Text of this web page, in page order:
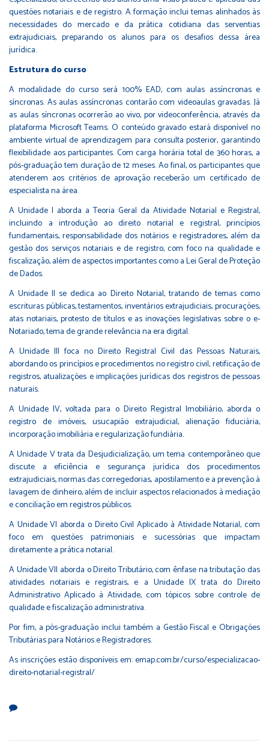
questões notariais e de registro. A formação inclui temas alinhados às
necessidades do mercado e da prática cotidiana das serventias
extrajudiciais, preparando os alunos para os desafios dessa área
jurídica.
Estrutura do curso
A modalidade do curso será 100% EAD, com aulas assíncronas e
síncronas. As aulas assíncronas contarão com videoaulas gravadas. Já
as aulas síncronas ocorrerão ao vivo, por videoconferência, através da
plataforma Microsoft Teams. O conteúdo gravado estará disponível no
ambiente virtual de aprendizagem para consulta posterior, garantindo
flexibilidade aos participantes. Com carga horária total de 360 horas, a
pós-graduação tem duração de 12 meses. Ao final, os participantes que
atenderem aos critérios de aprovação receberão um certificado de
especialista na área.
A Unidade I aborda a Teoria Geral da Atividade Notarial e Registral,
incluindo a introdução ao direito notarial e registral, princípios
fundamentais, responsabilidade dos notários e registradores, além da
gestão dos serviços notariais e de registro, com foco na qualidade e
fiscalização, além de aspectos importantes como a Lei Geral de Proteção
de Dados.
A Unidade II se dedica ao Direito Notarial, tratando de temas como
escrituras públicas, testamentos, inventários extrajudiciais, procurações,
atas notariais, protesto de títulos e as inovações legislativas sobre o e-
Notariado, tema de grande relevância na era digital.
A Unidade III foca no Direito Registral Civil das Pessoas Naturais,
abordando os princípios e procedimentos no registro civil, retificação de
registros, atualizações e implicações jurídicas dos registros de pessoas
naturais.
A Unidade IV, voltada para o Direito Registral Imobiliário, aborda o
registro de imóveis, usucapião extrajudicial, alienação fiduciária,
incorporação imobiliária e regularização fundiária.
A Unidade V trata da Desjudicialização, um tema contemporâneo que
discute a eficiência e segurança jurídica dos procedimentos
extrajudiciais, normas das corregedorias, apostilamento e a prevenção à
lavagem de dinheiro, além de incluir aspectos relacionados à mediação
e conciliação em registros públicos.
A Unidade VI aborda o Direito Civil Aplicado à Atividade Notarial, com
foco em questões patrimoniais e sucessórias que impactam
diretamente a prática notarial.
A Unidade VII aborda o Direito Tributário, com ênfase na tributação das
atividades notariais e registrais, e a Unidade IX trata do Direito
Administrativo Aplicado à Atividade, com tópicos sobre controle de
qualidade e fiscalização administrativa.
Por fim, a pós-graduação inclui também a Gestão Fiscal e Obrigações
Tributárias para Notários e Registradores.
As inscrições estão disponíveis em:emap.com.br/curso/especializacao-
direito-notarial-registral/